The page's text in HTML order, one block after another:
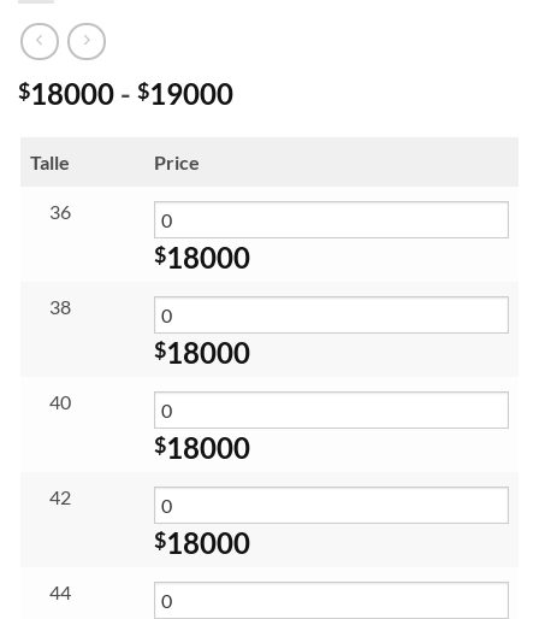
$18000 - $19000Rango
$18000
hasta
$19000
Talle Price
36
$18000
38
$18000
40
$18000
42
$18000
44